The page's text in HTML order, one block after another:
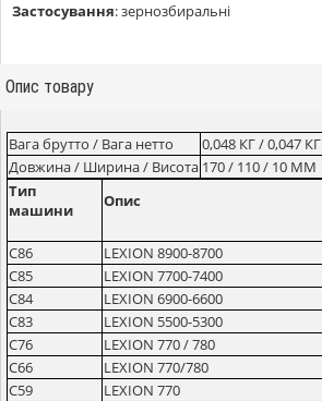
Застосування:зернозбиральні
Опис товару
Вага брутто / Вага нетто
0,048 КГ / 0,047 КГ
Довжина / Ширина / Висота 170 / 110 / 10 ММ
Тип
машини
Опис
C86 LEXION 8900-8700
C85
LEXION 7700-7400
C84
LEXION 6900-6600
C83
LEXION 5500-5300
C76
LEXION 770 / 780
C66
LEXION 770/780
C59
LEXION 770